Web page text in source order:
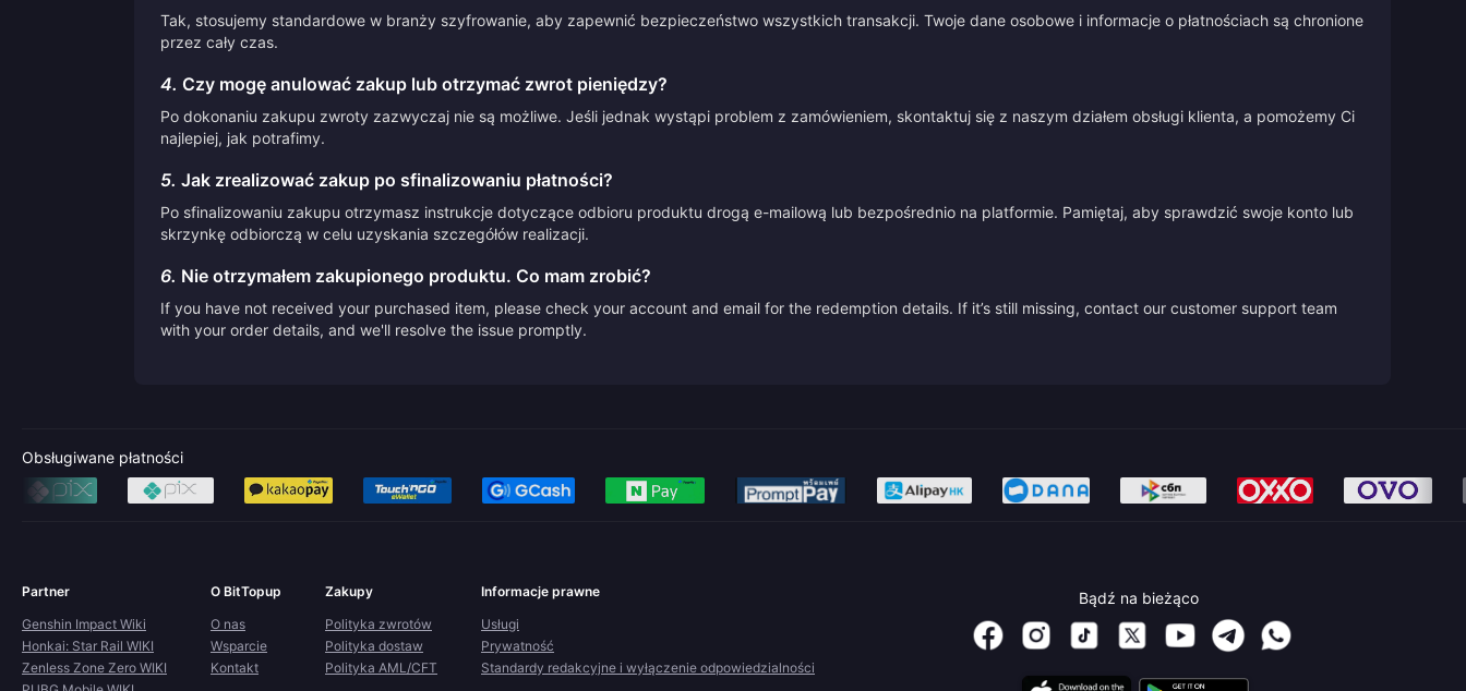
Tak, stosujemy standardowe w branży szyfrowanie, aby zapewnić bezpieczeństwo wszystkich transakcji. Twoje dane osobowe i informacje o płatnościach są chronione
przez cały czas.
4. Czy mogę anulować zakup lub otrzymać zwrot pieniędzy?
Po dokonaniu zakupu zwroty zazwyczaj nie są możliwe. Jeśli jednak wystąpi problem z zamówieniem, skontaktuj się z naszym działem obsługi klienta, a pomożemy Ci
najlepiej, jak potrafimy.
5. Jak zrealizować zakup po sfinalizowaniu płatności?
Po sfinalizowaniu zakupu otrzymasz instrukcje dotyczące odbioru produktu drogą e-mailową lub bezpośrednio na platformie. Pamiętaj, aby sprawdzić swoje konto lub
skrzynkę odbiorczą w celu uzyskania szczegółów realizacji.
6. Nie otrzymałem zakupionego produktu. Co mam zrobić?
If you have not received your purchased item, please check your account and email for the redemption details. If it’s still missing, contact our customer support team
with your order details, and we'll resolve the issue promptly.
Obsługiwane płatności
Partner
Genshin Impact Wiki
Honkai: Star Rail WIKI
Zenless Zone Zero WIKI
O BitTopup
O nas
Wsparcie
Kontakt
Zakupy
Polityka zwrotów
Polityka dostaw
Polityka AML/CFT
Informacje prawne
Usługi
Prywatność
Standardy redakcyjne i wyłączenie odpowiedzialności
Bądź na bieżąco